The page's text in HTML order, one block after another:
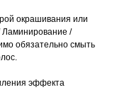
окрашивания или
Ламинирование /
обязательно смыть
эффекта